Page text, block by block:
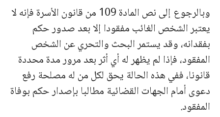
وبالرجوع إلى نص المادة 109 من قانون الأسرة فإنه لا
يعتبر الشخص الغائب مفقودا إلا بعد صدور حكم
بفقدانه، وقد يستمر البحث والتحري عن الشخص
المفقود، فإذا لم يظهر له أي أثر بعد مرور مدة محددة
قانونا، ففي هذه الحالة يحق لكل من له مصلحة رفع
دعوى أمام الجهات القضائية مطالبا بإصدار حكم بوفاة
المفقود.